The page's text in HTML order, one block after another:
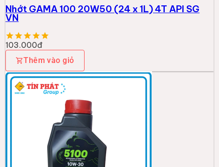
Nhớt GAMA 100 20W50 (24 x 1L) 4T API SG
VN
103.000đ
Thêm vào giỏ